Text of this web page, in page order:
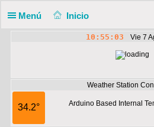
Menú Inicio
10:55:03 Vie 7
Weather Station
34.2° Arduino Based Internal